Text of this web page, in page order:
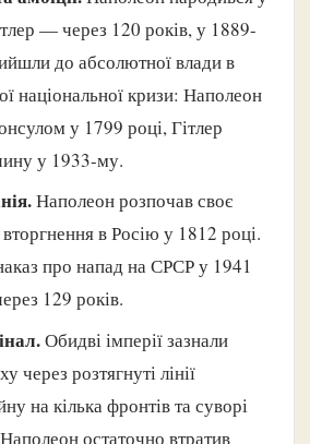
— через 120 років, у 1889-
до абсолютної влади в
національної кризи: Наполеон
у 1799 році, Гітлер
у 1933-му.
Наполеон розпочав своє
в Росію у 1812 році.
про напад на СРСР у 1941
129 років.
Обидві імперії зазнали
через розтягнуті лінії
на кілька фронтів та суворі
остаточно втратив